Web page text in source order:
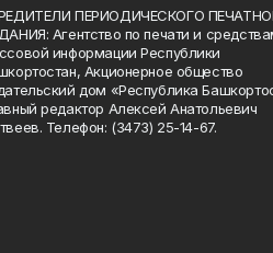
ПЕРИОДИЧЕСКОГО
Агентство по печати и
информации Республики
Акционерное общество
дом «Республика
редактор Алексей Анатольевич
Телефон: (3473) 25-14-67.